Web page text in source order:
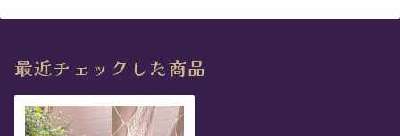
最近チェックした商品